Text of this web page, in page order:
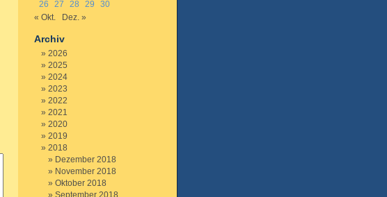
26
27 28 29
30
« Okt.
Dez. »
Archiv
2026
2025
2024
2023
2022
2021
2020
2019
2018
Dezember 2018
November 2018
Oktober 2018
September 2018